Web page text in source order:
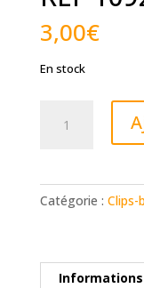
3,00€
En stock
Weber
Catégorie : Clips-